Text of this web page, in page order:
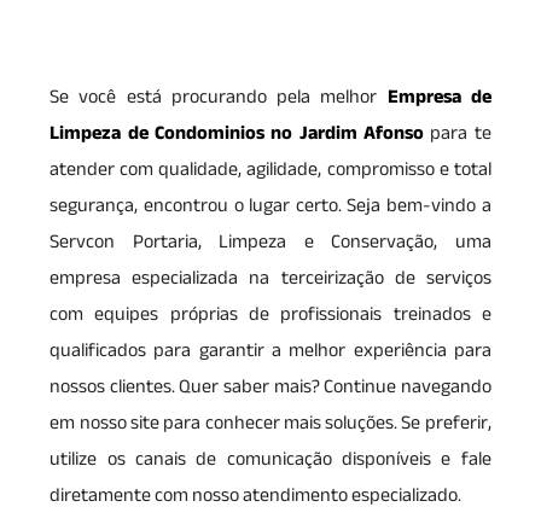
Se você está procurando pela melhor Empresa de
Limpeza de Condominios no Jardim Afonso para te
atender com qualidade, agilidade, compromisso e total
segurança, encontrou o lugar certo. Seja bem-vindo a
Servcon Portaria, Limpeza e Conservação, uma
empresa especializada na terceirização de serviços
com equipes próprias de profissionais treinados e
qualificados para garantir a melhor experiência para
nossos clientes. Quer saber mais? Continue navegando
em nosso site para conhecer mais soluções. Se preferir,
utilize os canais de comunicação disponíveis e fale
diretamente com nosso atendimento especializado.